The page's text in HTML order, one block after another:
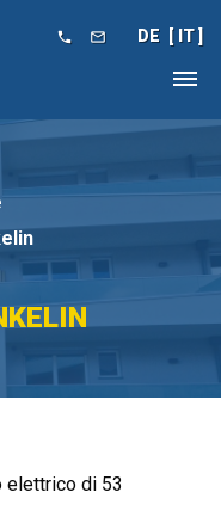
DE IT
 
elettrico di 53